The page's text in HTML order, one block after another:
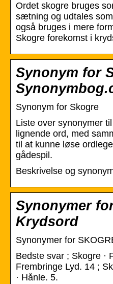
Ordet skogre bruges
sætning og udtales
også bruges i mere
Skogre forekomst i
Synonym for
Synonym for Skogre
Liste over synonymer
lignende ord, med
til at kunne løse
gådespil.
Beskrivelse og
Synonymer
Krydsord
Synonymer for
Bedste svar ; Skogre ·
Frembringe Lyd. 14 ;
· Hånle. 5.